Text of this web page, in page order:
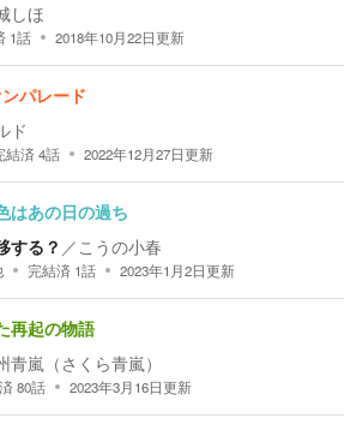
しほ
1話 2018年10月22日更新
パレード
ド
結済4話 2022年12月27日更新
はあの日の過ち
する？ ／ こうの小春
完結済 1話 2023年1月2日更新
再起の物語
青嵐（さくら青嵐）
80話 2023年3月16日更新